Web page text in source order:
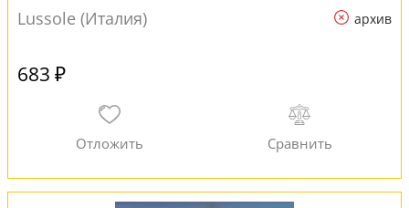
Lussole (Италия)
архив
683 ₽